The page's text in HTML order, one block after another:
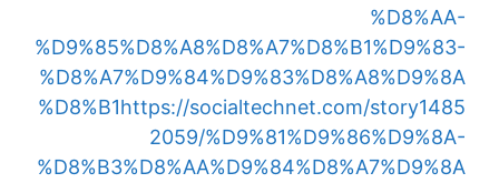
%D8%AA-
%D9%85%D8%A8%D8%A7%D8%B1%D9%83-
%D8%A7%D9%84%D9%83%D8%A8%D9%8A
%D8%B1https://socialtechnet.com/story1485
2059/%D9%81%D9%86%D9%8A-
%D8%B3%D8%AA%D9%84%D8%A7%D9%8A